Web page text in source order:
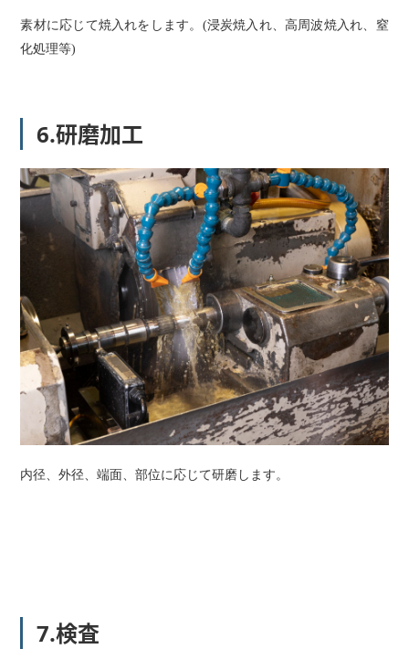
素材に応じて焼入れをします。(浸炭焼入れ、高周波焼入れ、窒
化処理等)
6.研磨加工
内径、外径、端面、部位に応じて研磨します。
7.検査